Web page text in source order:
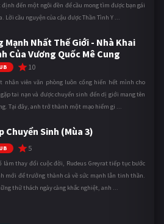
định đến một ngôi đền để cầu mong tìm được bạn gái
Lời cầu nguyện của cậu được Thần Tình Y ...
Mạnh Nhất Thế Giới - Nhà Khai
Của Vương Quốc Mê Cung
10
nhân viên văn phòng luôn cống hiến hết mình cho
tai nạn và được chuyển sinh đến dị giới mang tên
Tại đây, anh trở thành một mạo hiểm gi ...
Chuyển Sinh (Mùa 3)
5
làm thay đổi cuộc đời, Rudeus Greyrat tiếp tục bước
mới để trưởng thành cả về sức mạnh lẫn tinh thần.
thử thách ngày càng khắc nghiệt, anh ...